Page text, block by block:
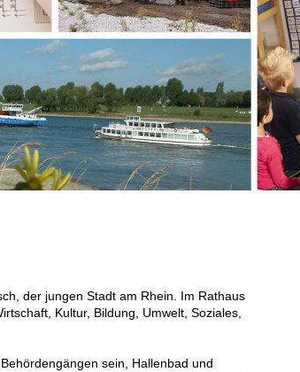
der jungen Stadt am Rhein. Im Rathaus
Kultur, Bildung, Umwelt, Soziales,
sein, Hallenbad und